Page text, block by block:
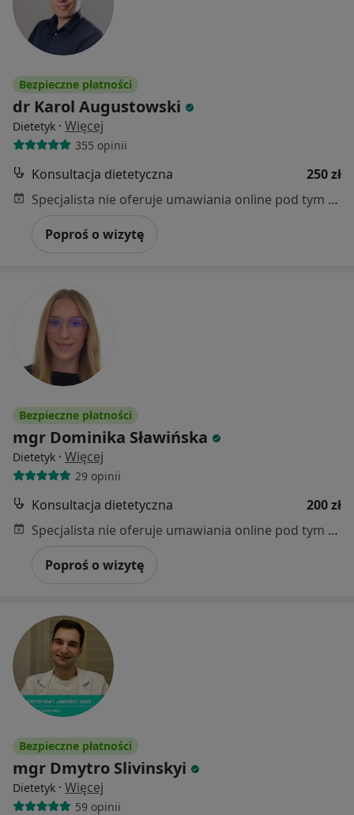
Bezpieczne płatności
dr Karol Augustowski
Dietetyk · Więcej
355 opinii
Konsultacja dietetyczna
250 zł
Specjalista nie oferuje umawiania online pod tym adresem.
Poproś o wizytę
Bezpieczne płatności
mgr Dominika Sławińska
Dietetyk · Więcej
29 opinii
Konsultacja dietetyczna
200 zł
Specjalista nie oferuje umawiania online pod tym adresem.
Poproś o wizytę
Bezpieczne płatności
mgr Dmytro Slivinskyi
Dietetyk · Więcej
59 opinii